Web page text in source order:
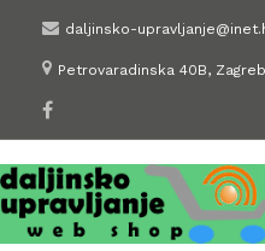
content
daljinsko-
Petrovaradinska 40B, Zagreb